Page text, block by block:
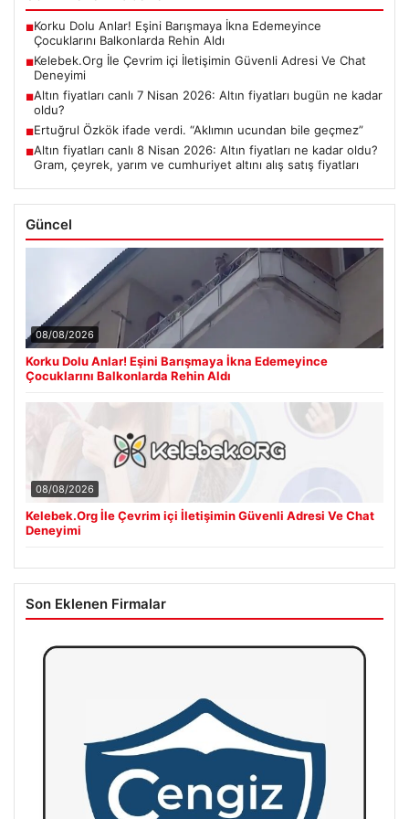
■Korku Dolu Anlar! Eşini Barışmaya İkna Edemeyince
Çocuklarını Balkonlarda Rehin Aldı
■Kelebek.Org İle Çevrim içi İletişimin Güvenli Adresi Ve Chat
Deneyimi
■Altın fiyatları canlı 7 Nisan 2026: Altın fiyatları bugün ne kadar
oldu?
■Ertuğrul Özkök ifade verdi. “Aklımın ucundan bile geçmez”
■Altın fiyatları canlı 8 Nisan 2026: Altın fiyatları ne kadar oldu?
Gram, çeyrek, yarım ve cumhuriyet altını alış satış fiyatları
Güncel
08/08/2026
Korku Dolu Anlar! Eşini Barışmaya İkna Edemeyince
Çocuklarını Balkonlarda Rehin Aldı
08/08/2026
Kelebek.Org İle Çevrim içi İletişimin Güvenli Adresi Ve Chat
Deneyimi
Son Eklenen Firmalar